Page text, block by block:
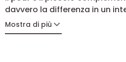
davvero la differenza in un
spostare, può essere
aggiuntiva, poggiapiedi o
Mostra di più